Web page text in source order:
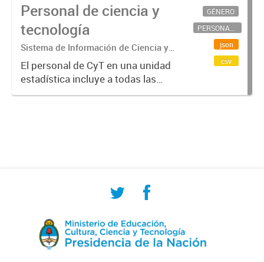
Personal de ciencia y
tecnología
Sistema de Información de Ciencia y
Tecnología Argentino (SICYTAR)
El personal de CyT en una unidad
estadística incluye a todas las
personas involucradas
GÉNERO
PERSONAL CIENTÍFICO-TECNOLÓGICO
json
csv